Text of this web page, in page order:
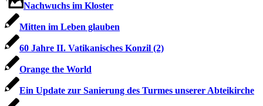
Nachwuchs im Kloster
Mitten im Leben glauben
60 Jahre II. Vatikanisches Konzil (2)
Orange the World
Ein Update zur Sanierung des Turmes unserer Abteikirche